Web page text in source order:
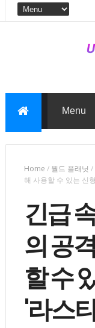
Home / 월드 플래닛 /
해 사용할 수 있는 신
긴급
의 공
할 수
'라스